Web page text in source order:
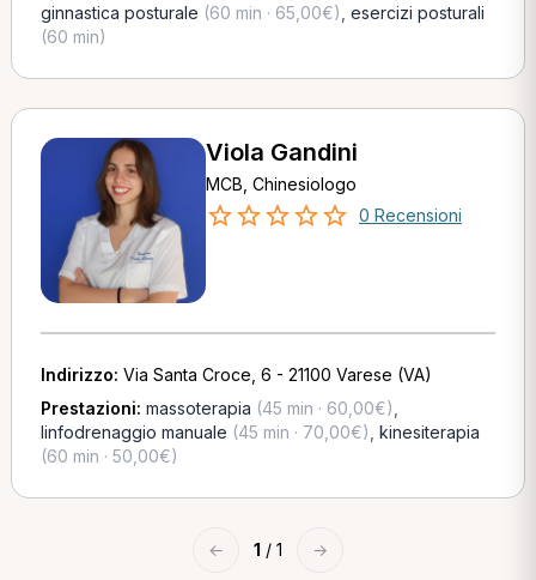
ginnastica posturale (60 min · 65,00€) esercizi posturali
(60 min)
Viola Gandini
MCB, Chinesiologo
0 Recensioni
Indirizzo: Via Santa Croce, 6 - 21100 Varese (VA)
Prestazioni: massoterapia (45 min · 60,00€)
linfodrenaggio manuale (45 min · 70,00€) kinesiterapia
(60 min · 50,00€)
← 1 / 1 →